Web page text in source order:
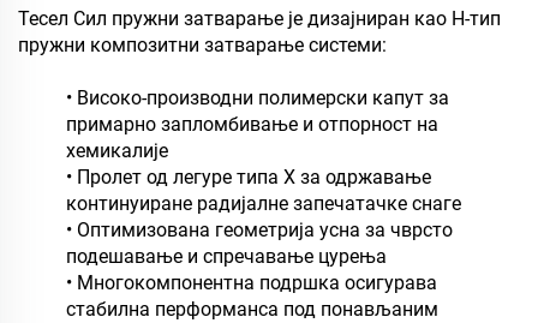
Тесел Сил пружни затварање је дизајниран као H-тип
пружни композитни затварање системи:
• Високо-производни полимерски капут за
примарно запломбивање и отпорност на
хемикалије
• Пролет од легуре типа Х за одржавање
континуиране радијалне запечатачке снаге
• Оптимизована геометрија усна за чврсто
подешавање и спречавање цурења
• Многокомпонентна подршка осигурава
стабилна перформанса под понављаним